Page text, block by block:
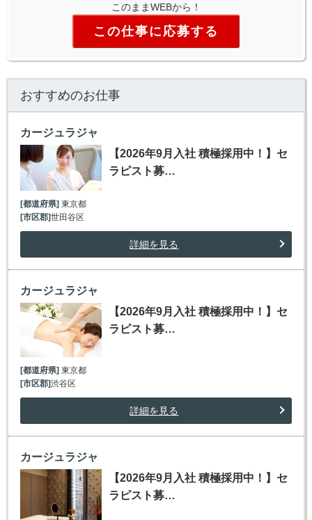
このままWEBから！
この仕事に応募する
おすすめのお仕事
カージュラジャ
【2026年9月入社 積極採用中！】セ
ラピスト募…
[都道府県]東京都
[市区郡]世田谷区
詳細を見る
カージュラジャ
【2026年9月入社 積極採用中！】セ
ラピスト募…
[都道府県]東京都
[市区郡]渋谷区
詳細を見る
カージュラジャ
【2026年9月入社 積極採用中！】セ
ラピスト募…